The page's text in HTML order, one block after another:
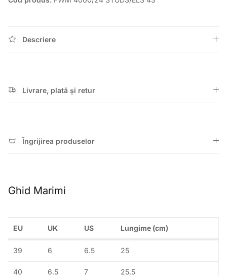
Descriere
Livrare, plată și retur
Îngrijirea produselor
Ghid Marimi
EU UK US Lungime (cm)
39 6 6.5 25
40 6.5 7 25.5